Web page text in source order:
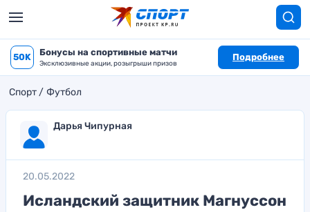
50K Бонусы на спортивные матчи
Эксклюзивные акции, розыгрыши призов
Подробнее
Спорт Футбол
Дарья Чипурная
20.05.2022
Исландский защитник Магнуссон